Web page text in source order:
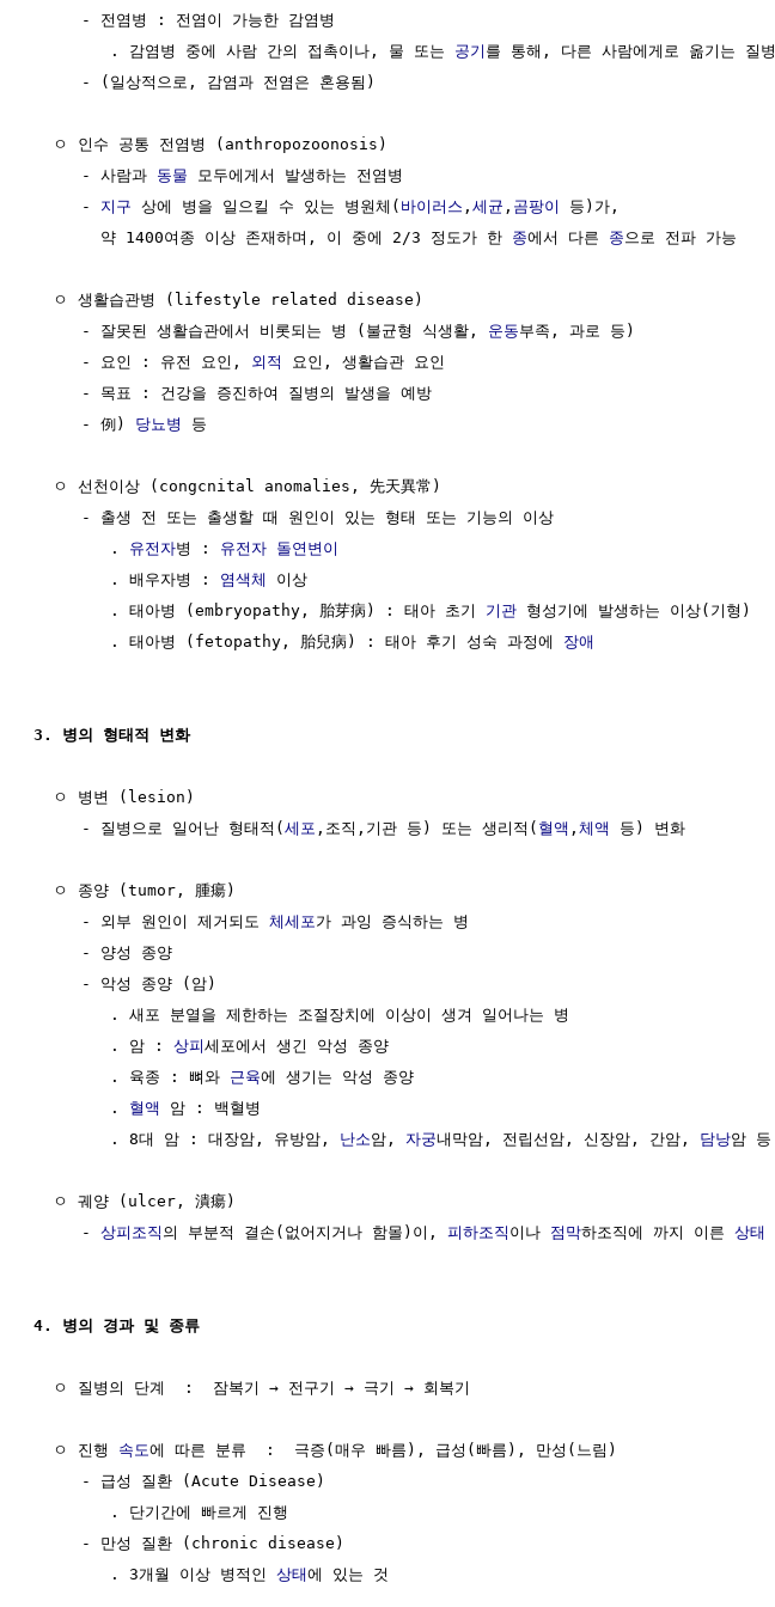
     - 전염병 : 전염이 가능한 감염병
        . 감염병 중에 사람 간의 접촉이나, 물 또는
공기 를 통해, 다른 사람에게로 옮기는 질병
     - (일상적으로, 감염과 전염은 혼용됨)
  ㅇ 인수 공통 전염병 (anthropozoonosis)
     - 사람과
동물 모두에게서 발생하는 전염병
     -
지구 상에 병을 일으킬 수 있는 병원체( 바이러스 , 세균 , 곰팡이
등)가,
       약 1400여종 이상 존재하며, 이 중에 2/3 정도가 한
종에서 다른 종 으로 전파 가능
  ㅇ 생활습관병 (lifestyle related disease)
     - 잘못된 생활습관에서 비롯되는 병 (불균형 식생활,
운동부족, 과로 등)
     - 요인 : 유전 요인,
외적
요인, 생활습관 요인
     - 목표 : 건강을 증진하여 질병의 발생을 예방
     - 例)
당뇨병 등
  ㅇ 선천이상 (congcnital anomalies, 先天異常)
     - 출생 전 또는 출생할 때 원인이 있는 형태 또는 기능의 이상
        .
유전자병 : 유전자 돌연변이
        . 배우자병 :
염색체
이상
        . 태아병 (embryopathy, 胎芽病) : 태아 초기
기관 형성기에 발생하는 이상(기형)
        . 태아병 (fetopathy, 胎兒病) : 태아 후기 성숙 과정에
장애
3. 병의 형태적 변화
  ㅇ 병변 (lesion)
     - 질병으로 일어난 형태적(
세포 ,조직,기관 등) 또는 생리적( 혈액 , 체액 등) 변화
  ㅇ 종양 (tumor, 腫瘍)
     - 외부 원인이 제거되도
체세포가 과잉 증식하는 병
     - 양성 종양
     - 악성 종양 (암)
        . 새포 분열을 제한하는 조절장치에 이상이 생겨 일어나는 병
        . 암 :
상피세포에서 생긴 악성 종양
        . 육종 : 뼈와
근육에 생기는 악성 종양
        .
혈액
암 : 백혈병
        . 8대 암 : 대장암, 유방암,
난소암, 자궁내막암, 전립선암, 신장암, 간암, 담낭암 등
  ㅇ 궤양 (ulcer, 潰瘍)
     -
상피조직 의 부분적 결손(없어지거나 함몰)이, 피하조직 이나 점막하조직에 까지 이른 상태
4. 병의 경과 및 종류
  ㅇ 질병의 단계  :  잠복기 → 전구기 → 극기 → 회복기
  ㅇ 진행
속도에 따른 분류  :  극증(매우 빠름), 급성(빠름), 만성(느림)
     - 급성 질환 (Acute Disease)
        . 단기간에 빠르게 진행
     - 만성 질환 (chronic disease)
        . 3개월 이상 병적인
상태에 있는 것